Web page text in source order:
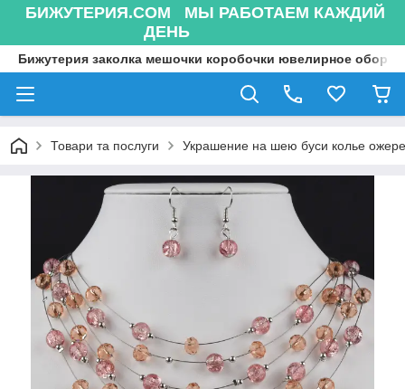
БИЖУТЕРИЯ.COM МЫ РАБОТАЕМ КАЖДИЙ
ДЕНЬ
Бижутерия заколка мешочки коробочки ювелирное
Товари та послуги Украшение на шею буси колье